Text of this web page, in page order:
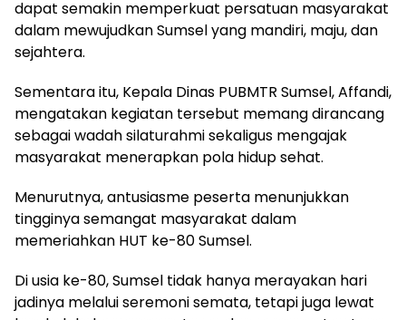
dapat semakin memperkuat persatuan masyarakat
dalam mewujudkan Sumsel yang mandiri, maju, dan
sejahtera.
Sementara itu, Kepala Dinas PUBMTR Sumsel, Affandi,
mengatakan kegiatan tersebut memang dirancang
sebagai wadah silaturahmi sekaligus mengajak
masyarakat menerapkan pola hidup sehat.
Menurutnya, antusiasme peserta menunjukkan
tingginya semangat masyarakat dalam
memeriahkan HUT ke-80 Sumsel.
Di usia ke-80, Sumsel tidak hanya merayakan hari
jadinya melalui seremoni semata, tetapi juga lewat